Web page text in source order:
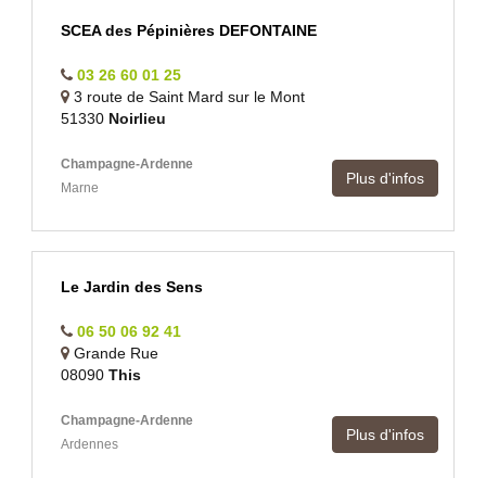
SCEA des Pépinières DEFONTAINE
03 26 60 01 25
3 route de Saint Mard sur le Mont
51330 Noirlieu
Champagne-Ardenne
Marne
Plus d'infos
Le Jardin des Sens
06 50 06 92 41
Grande Rue
08090 This
Champagne-Ardenne
Ardennes
Plus d'infos